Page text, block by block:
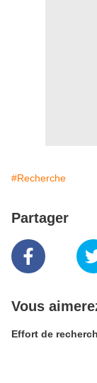
#Recherche
Partager
Vous
Effort de